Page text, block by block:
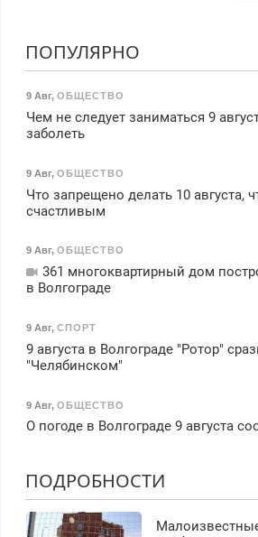
ПОПУЛЯРНО
9 Авг, ОБЩЕСТВО
Чем не следует заниматься 9
заболеть
9 Авг, ОБЩЕСТВО
Что запрещено делать 10 августа,
счастливым
9 Авг, ОБЩЕСТВО
361 многоквартирный дом
в Волгограде
9 Авг, СПОРТ
9 августа в Волгограде "Ротор"
"Челябинском"
9 Авг, ОБЩЕСТВО
О погоде в Волгограде 9 августа
ПОДРОБНОСТИ